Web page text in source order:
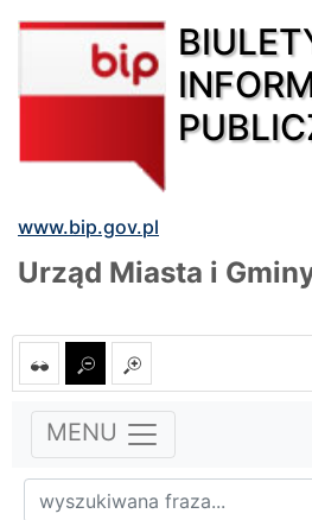
www.bip.gov.pl
Urząd Miasta i
MENU